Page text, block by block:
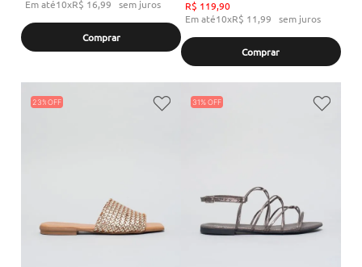
Em até10xR$ 16,99 sem juros
Comprar
R$ 119,90
Em até10xR$ 11,99 sem juros
Comprar
23% 31%